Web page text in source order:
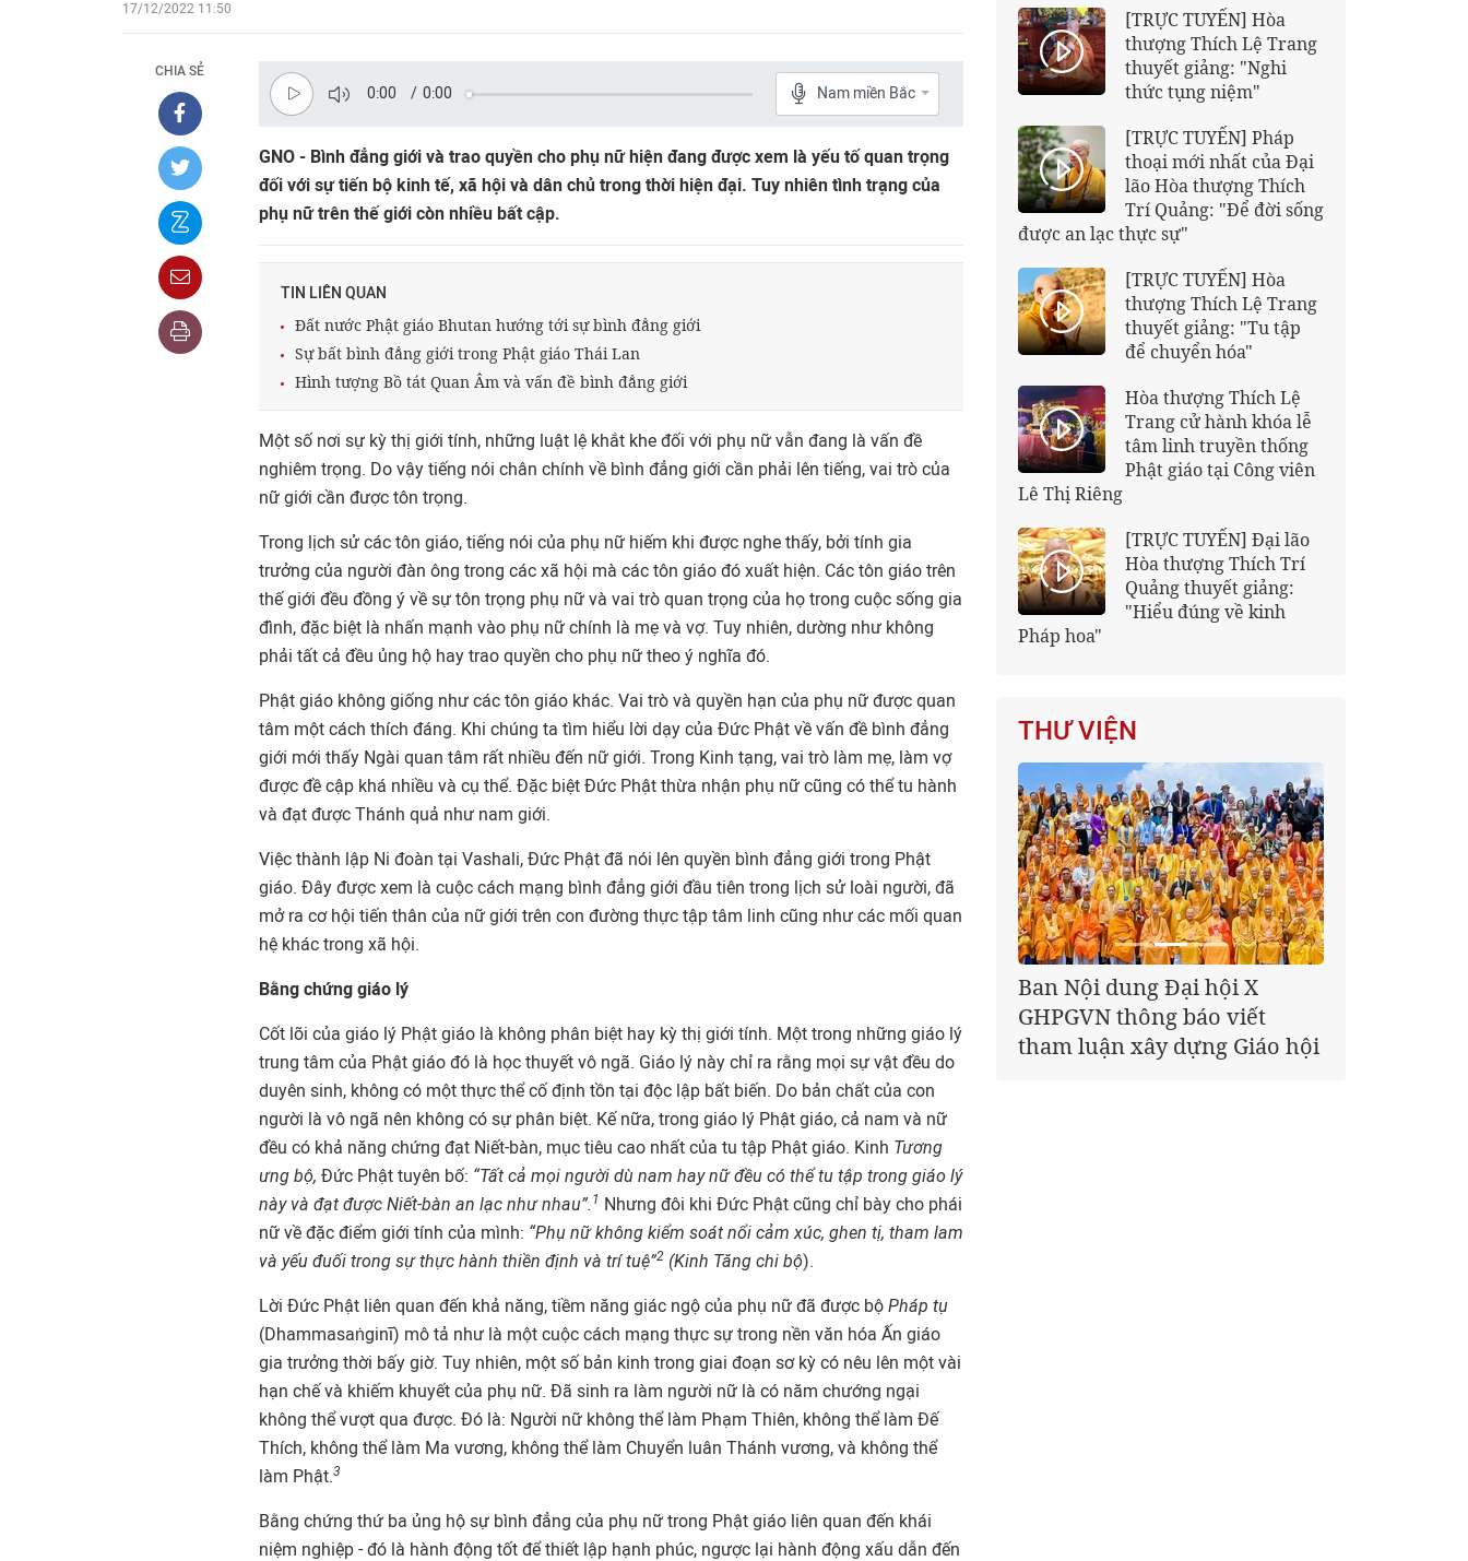
17/12/2022 11:50
CHIA SẺ
0:00 / 0:00 Nam miền Bắc
GNO - Bình đẳng giới và trao quyền cho phụ nữ hiện đang được xem là yếu tố quan trọng
đối với sự tiến bộ kinh tế, xã hội và dân chủ trong thời hiện đại. Tuy nhiên tình trạng của
phụ nữ trên thế giới còn nhiều bất cập.
TIN LIÊN QUAN
Đất nước Phật giáo Bhutan hướng tới sự bình đẳng giới
Sự bất bình đẳng giới trong Phật giáo Thái Lan
Hình tượng Bồ tát Quan Âm và vấn đề bình đẳng giới
Một số nơi sự kỳ thị giới tính, những luật lệ khắt khe đối với phụ nữ vẫn đang là vấn đề
nghiêm trọng. Do vậy tiếng nói chân chính về bình đẳng giới cần phải lên tiếng, vai trò của
nữ giới cần được tôn trọng.
Trong lịch sử các tôn giáo, tiếng nói của phụ nữ hiếm khi được nghe thấy, bởi tính gia
trưởng của người đàn ông trong các xã hội mà các tôn giáo đó xuất hiện. Các tôn giáo trên
thế giới đều đồng ý về sự tôn trọng phụ nữ và vai trò quan trọng của họ trong cuộc sống gia
đình, đặc biệt là nhấn mạnh vào phụ nữ chính là mẹ và vợ. Tuy nhiên, dường như không
phải tất cả đều ủng hộ hay trao quyền cho phụ nữ theo ý nghĩa đó.
Phật giáo không giống như các tôn giáo khác. Vai trò và quyền hạn của phụ nữ được quan
tâm một cách thích đáng. Khi chúng ta tìm hiểu lời dạy của Đức Phật về vấn đề bình đẳng
giới mới thấy Ngài quan tâm rất nhiều đến nữ giới. Trong Kinh tạng, vai trò làm mẹ, làm vợ
được đề cập khá nhiều và cụ thể. Đặc biệt Đức Phật thừa nhận phụ nữ cũng có thể tu hành
và đạt được Thánh quả như nam giới.
Việc thành lập Ni đoàn tại Vashali, Đức Phật đã nói lên quyền bình đẳng giới trong Phật
giáo. Đây được xem là cuộc cách mạng bình đẳng giới đầu tiên trong lịch sử loài người, đã
mở ra cơ hội tiến thân của nữ giới trên con đường thực tập tâm linh cũng như các mối quan
hệ khác trong xã hội.
Bằng chứng giáo lý
Cốt lõi của giáo lý Phật giáo là không phân biệt hay kỳ thị giới tính. Một trong những giáo lý
trung tâm của Phật giáo đó là học thuyết vô ngã. Giáo lý này chỉ ra rằng mọi sự vật đều do
duyên sinh, không có một thực thể cố định tồn tại độc lập bất biến. Do bản chất của con
người là vô ngã nên không có sự phân biệt. Kế nữa, trong giáo lý Phật giáo, cả nam và nữ
đều có khả năng chứng đạt Niết-bàn, mục tiêu cao nhất của tu tập Phật giáo. Kinh Tương
ưng bộ, Đức Phật tuyên bố: “Tất cả mọi người dù nam hay nữ đều có thể tu tập trong giáo lý
này và đạt được Niết-bàn an lạc như nhau”. 1 Nhưng đôi khi Đức Phật cũng chỉ bày cho phái
nữ về đặc điểm giới tính của mình: “Phụ nữ không kiểm soát nổi cảm xúc, ghen tị, tham lam
và yếu đuối trong sự thực hành thiền định và trí tuệ”2 (Kinh Tăng chi bộ).
Lời Đức Phật liên quan đến khả năng, tiềm năng giác ngộ của phụ nữ đã được bộ Pháp tụ
(Dhammasaṅginī) mô tả như là một cuộc cách mạng thực sự trong nền văn hóa Ấn giáo
gia trưởng thời bấy giờ. Tuy nhiên, một số bản kinh trong giai đoạn sơ kỳ có nêu lên một vài
hạn chế và khiếm khuyết của phụ nữ. Đã sinh ra làm người nữ là có năm chướng ngại
không thể vượt qua được. Đó là: Người nữ không thể làm Phạm Thiên, không thể làm Đế
Thích, không thể làm Ma vương, không thể làm Chuyển luân Thánh vương, và không thể
làm Phật.3
Bằng chứng thứ ba ủng hộ sự bình đẳng của phụ nữ trong Phật giáo liên quan đến khái
niệm nghiệp - đó là hành động tốt để thiết lập hạnh phúc, ngược lại hành động xấu dẫn đến
[TRỰC TUYẾN] Hòa
thượng Thích Lệ Trang
thuyết giảng: "Nghi
thức tụng niệm"
[TRỰC TUYẾN] Pháp
thoại mới nhất của Đại
lão Hòa thượng Thích
Trí Quảng: "Để đời sống
được an lạc thực sự"
[TRỰC TUYẾN] Hòa
thượng Thích Lệ Trang
thuyết giảng: "Tu tập
để chuyển hóa"
Hòa thượng Thích Lệ
Trang cử hành khóa lễ
tâm linh truyền thống
Phật giáo tại Công viên
Lê Thị Riêng
[TRỰC TUYẾN] Đại lão
Hòa thượng Thích Trí
Quảng thuyết giảng:
"Hiểu đúng về kinh
Pháp hoa"
THƯ VIỆN
Giáo hội kêu gọi Tăng Ni,
Phật tử cả nước thể hiện tấm
lòng tri ân trọn vẹn nghĩa